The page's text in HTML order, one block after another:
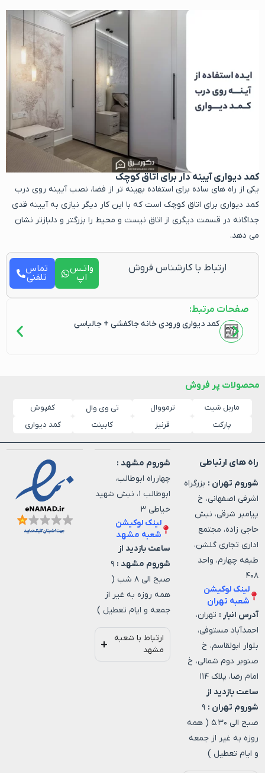
کمد دیواری آیینه دار برای اتاق کوچک
یکی از راه های ساده برای استفاده بهینه تر از فضا، نصب آیینه روی درب
کمد دیواری برای اتاق کوچک است که با این کار دیگر نیازی به آیینه قدی
جداگانه در قسمت دیگری از اتاق نیست و محیط را بزرگتر و دلبازتر نشان
می دهد.
ارتباط با کارشناس فروش واتـس
اپ
تماس
تلفنی
صفحات مرتبط:
کمد دیواری ورودی خانه جاکفشی + جالباسی
محصولات پر فروش
ماربل شیت ترمووال تی وی وال
کفپوش
پارکت
قرنیز کابینت کمد دیواری
راه های ارتباطی
شوروم تهران : بزرگراه
اشرفی اصفهانی، خ
پیامبر شرقی، نبش
حاجی زاده، مجتمع
اداری تجاری گلشن،
طبقه چهارم، واحد
۴۰۸
لینک لوکیشن
شعبه تهران
آدرس انبار : تهران،
احمدآباد مستوفی،
بلوار ابولقاسم، خ
صنوبر دوم شمالی، خ
امام رضا، پلاک ۱۱۴
ساعت بازدید از
شوروم تهران : ۹
صبح الی ۵.۳۰ ( همه
روزه به غیر از جمعه
و ایام تعطیل )
شوروم مشهد :
چهارراه ابوطالب،
ابوطالب ۱، نبش شهید
خیاطی ۳
لینک لوکیشن
شعبه مشهد
ساعت بازدید از
شوروم مشهد : ۹
صبح الی ۸ شب (
همه روزه به غیر از
جمعه و ایام تعطیل )
ارتباط با شعبه
مشهد